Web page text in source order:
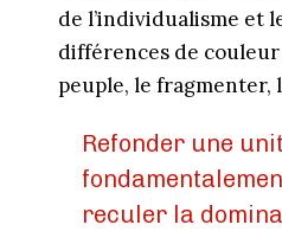
de l’individualisme et
différences de
peuple, le fragmenter,
Refonder une
reculer la